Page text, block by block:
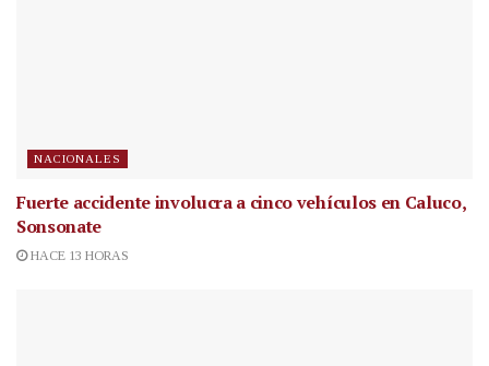
NACIONALES
Fuerte accidente involucra a cinco vehículos en Caluco,
Sonsonate
HACE 13 HORAS